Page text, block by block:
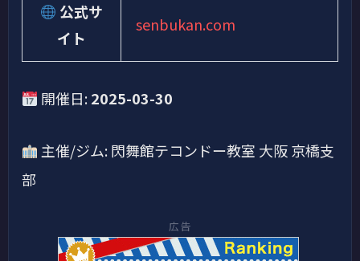
公式サ
イト
senbukan.com
開催日:2025-03-30
主催/ジム: 閃舞館テコンドー教室 大阪 京橋支
部
広告